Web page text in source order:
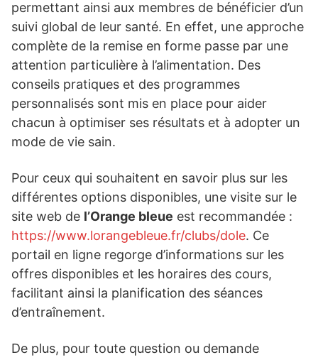
permettant ainsi aux membres de bénéficier d’un
suivi global de leur santé. En effet, une approche
complète de la remise en forme passe par une
attention particulière à l’alimentation. Des
conseils pratiques et des programmes
personnalisés sont mis en place pour aider
chacun à optimiser ses résultats et à adopter un
mode de vie sain.
Pour ceux qui souhaitent en savoir plus sur les
différentes options disponibles, une visite sur le
site web de l’Orange bleue est recommandée :
https://www.lorangebleue.fr/clubs/dole. Ce
portail en ligne regorge d’informations sur les
offres disponibles et les horaires des cours,
facilitant ainsi la planification des séances
d’entraînement.
De plus, pour toute question ou demande